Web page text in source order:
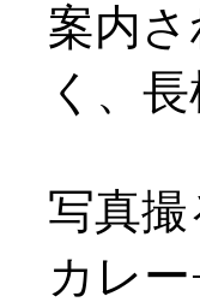
案内
く、
写真
カレ